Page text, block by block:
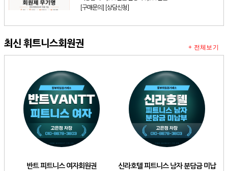
[구매문의] [상담신청]
최신 휘트니스회원권
반트 피트니스 여자회원권 신라호텔 피트니스 남자 분담금 미납
+ 전체보기